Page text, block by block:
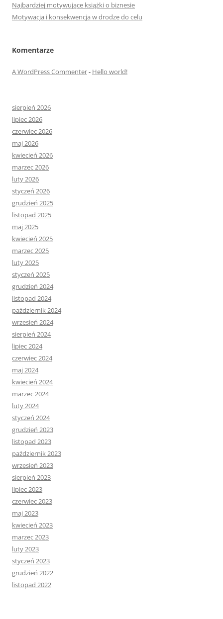
Najbardziej motywujące książki o biznesie
Motywacja i konsekwencja w drodze do celu
Komentarze
A WordPress Commenter- Hello world!
sierpień 2026
lipiec 2026
czerwiec 2026
maj 2026
kwiecień 2026
marzec 2026
luty 2026
styczeń 2026
grudzień 2025
listopad 2025
maj 2025
kwiecień 2025
marzec 2025
luty 2025
styczeń 2025
grudzień 2024
listopad 2024
październik 2024
wrzesień 2024
sierpień 2024
lipiec 2024
czerwiec 2024
maj 2024
kwiecień 2024
marzec 2024
luty 2024
styczeń 2024
grudzień 2023
listopad 2023
październik 2023
wrzesień 2023
sierpień 2023
lipiec 2023
czerwiec 2023
maj 2023
kwiecień 2023
marzec 2023
luty 2023
styczeń 2023
grudzień 2022
listopad 2022